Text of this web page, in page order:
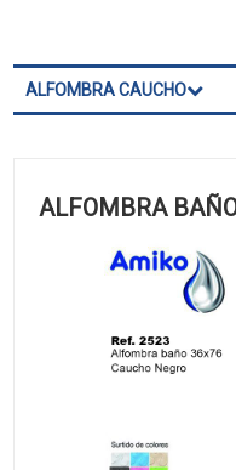
ALFOMBRA CAUCHO
ALFOMBRA